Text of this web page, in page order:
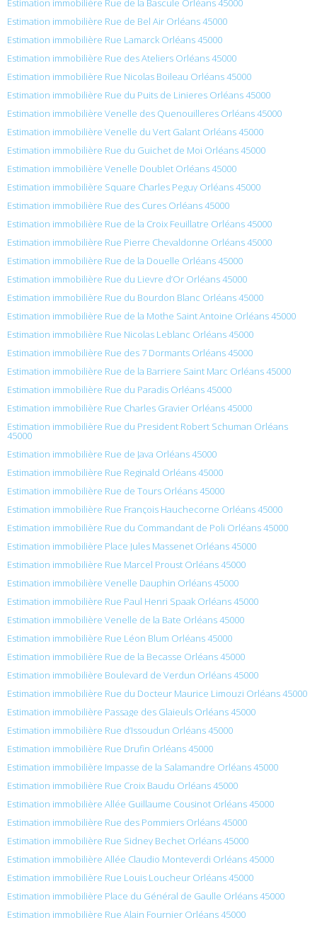
Estimation immobilière Rue de la Bascule Orléans 45000
Estimation immobilière Rue de Bel Air Orléans 45000
Estimation immobilière Rue Lamarck Orléans 45000
Estimation immobilière Rue des Ateliers Orléans 45000
Estimation immobilière Rue Nicolas Boileau Orléans 45000
Estimation immobilière Rue du Puits de Linieres Orléans 45000
Estimation immobilière Venelle des Quenouilleres Orléans 45000
Estimation immobilière Venelle du Vert Galant Orléans 45000
Estimation immobilière Rue du Guichet de Moi Orléans 45000
Estimation immobilière Venelle Doublet Orléans 45000
Estimation immobilière Square Charles Peguy Orléans 45000
Estimation immobilière Rue des Cures Orléans 45000
Estimation immobilière Rue de la Croix Feuillatre Orléans 45000
Estimation immobilière Rue Pierre Chevaldonne Orléans 45000
Estimation immobilière Rue de la Douelle Orléans 45000
Estimation immobilière Rue du Lievre d’Or Orléans 45000
Estimation immobilière Rue du Bourdon Blanc Orléans 45000
Estimation immobilière Rue de la Mothe Saint Antoine Orléans 45000
Estimation immobilière Rue Nicolas Leblanc Orléans 45000
Estimation immobilière Rue des 7 Dormants Orléans 45000
Estimation immobilière Rue de la Barriere Saint Marc Orléans 45000
Estimation immobilière Rue du Paradis Orléans 45000
Estimation immobilière Rue Charles Gravier Orléans 45000
Estimation immobilière Rue du President Robert Schuman Orléans
45000
Estimation immobilière Rue de Java Orléans 45000
Estimation immobilière Rue Reginald Orléans 45000
Estimation immobilière Rue de Tours Orléans 45000
Estimation immobilière Rue François Hauchecorne Orléans 45000
Estimation immobilière Rue du Commandant de Poli Orléans 45000
Estimation immobilière Place Jules Massenet Orléans 45000
Estimation immobilière Rue Marcel Proust Orléans 45000
Estimation immobilière Venelle Dauphin Orléans 45000
Estimation immobilière Rue Paul Henri Spaak Orléans 45000
Estimation immobilière Venelle de la Bate Orléans 45000
Estimation immobilière Rue Léon Blum Orléans 45000
Estimation immobilière Rue de la Becasse Orléans 45000
Estimation immobilière Boulevard de Verdun Orléans 45000
Estimation immobilière Rue du Docteur Maurice Limouzi Orléans 45000
Estimation immobilière Passage des Glaieuls Orléans 45000
Estimation immobilière Rue d’Issoudun Orléans 45000
Estimation immobilière Rue Drufin Orléans 45000
Estimation immobilière Impasse de la Salamandre Orléans 45000
Estimation immobilière Rue Croix Baudu Orléans 45000
Estimation immobilière Allée Guillaume Cousinot Orléans 45000
Estimation immobilière Rue des Pommiers Orléans 45000
Estimation immobilière Rue Sidney Bechet Orléans 45000
Estimation immobilière Allée Claudio Monteverdi Orléans 45000
Estimation immobilière Rue Louis Loucheur Orléans 45000
Estimation immobilière Place du Général de Gaulle Orléans 45000
Estimation immobilière Rue Alain Fournier Orléans 45000